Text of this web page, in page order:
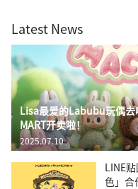
Latest News
Lisa最爱的Labubu玩偶去
MART开卖啦！
2025.07.10
LINE
色」合